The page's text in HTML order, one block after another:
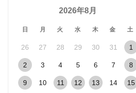
2026年8月
日 月 火 水 木 金 土
26 27 28 29 30 31 1
2 3 4 5 6 7 8
9 10 11 12 13 14 15